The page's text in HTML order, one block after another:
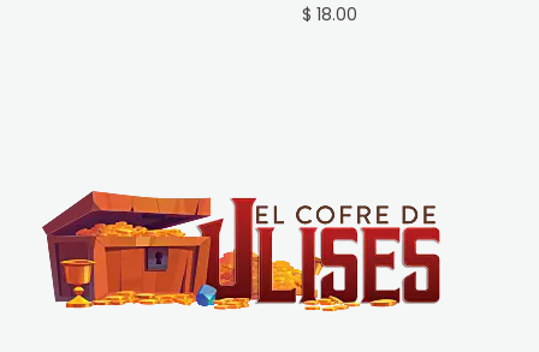
$ 18.00